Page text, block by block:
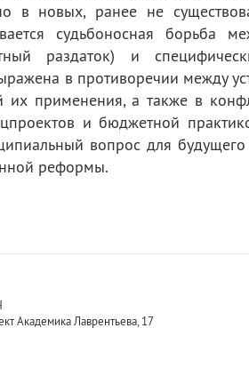
в новых, ранее не
судьбоносная борьба
раздаток) и
в противоречии между
их применения, а также в
и бюджетной
вопрос для
реформы.
Академика Лаврентьева, 17